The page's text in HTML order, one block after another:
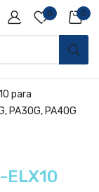
0 0
para
PA30G, PA40G
ELX10